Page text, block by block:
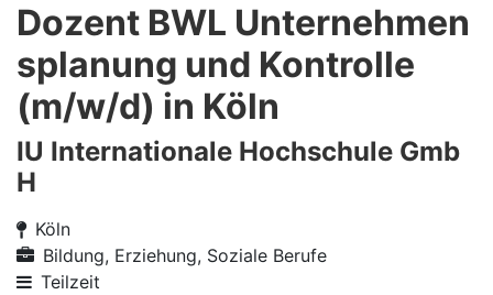
Dozent BWL Unternehmen
splanung und Kontrolle
(m/w/d) in Köln
IU Internationale Hochschule Gmb
H
Köln
Bildung, Erziehung, Soziale Berufe
Teilzeit